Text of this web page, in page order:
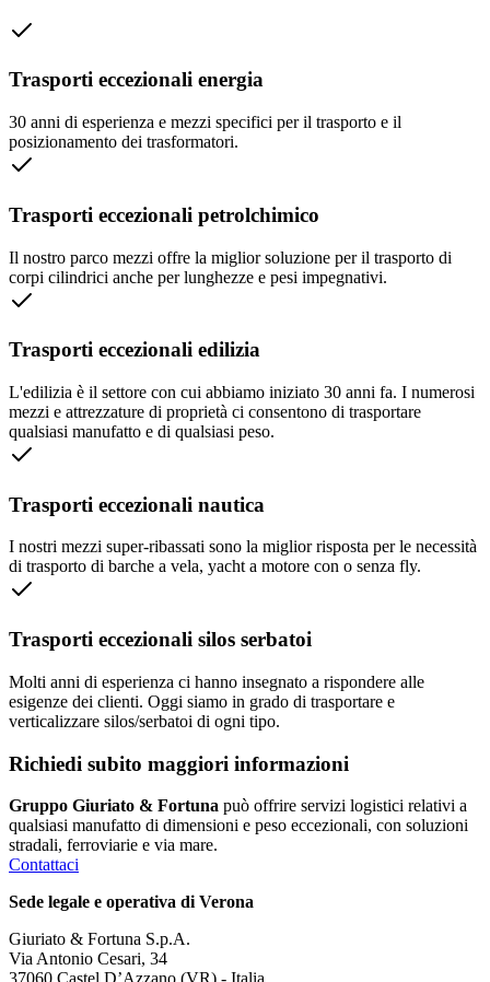
Trasporti eccezionali energia
30 anni di esperienza e mezzi specifici per il trasporto e il
posizionamento dei trasformatori.
Trasporti eccezionali petrolchimico
Il nostro parco mezzi offre la miglior soluzione per il trasporto di
corpi cilindrici anche per lunghezze e pesi impegnativi.
Trasporti eccezionali edilizia
L'edilizia è il settore con cui abbiamo iniziato 30 anni fa. I numerosi
mezzi e attrezzature di proprietà ci consentono di trasportare
qualsiasi manufatto e di qualsiasi peso.
Trasporti eccezionali nautica
I nostri mezzi super-ribassati sono la miglior risposta per le necessità
di trasporto di barche a vela, yacht a motore con o senza fly.
Trasporti eccezionali silos serbatoi
Molti anni di esperienza ci hanno insegnato a rispondere alle
esigenze dei clienti. Oggi siamo in grado di trasportare e
verticalizzare silos/serbatoi di ogni tipo.
Richiedi subito maggiori informazioni
Gruppo Giuriato & Fortuna può offrire servizi logistici relativi a
qualsiasi manufatto di dimensioni e peso eccezionali, con soluzioni
stradali, ferroviarie e via mare.
Contattaci
Sede legale e operativa di Verona
Giuriato & Fortuna S.p.A.
Via Antonio Cesari, 34